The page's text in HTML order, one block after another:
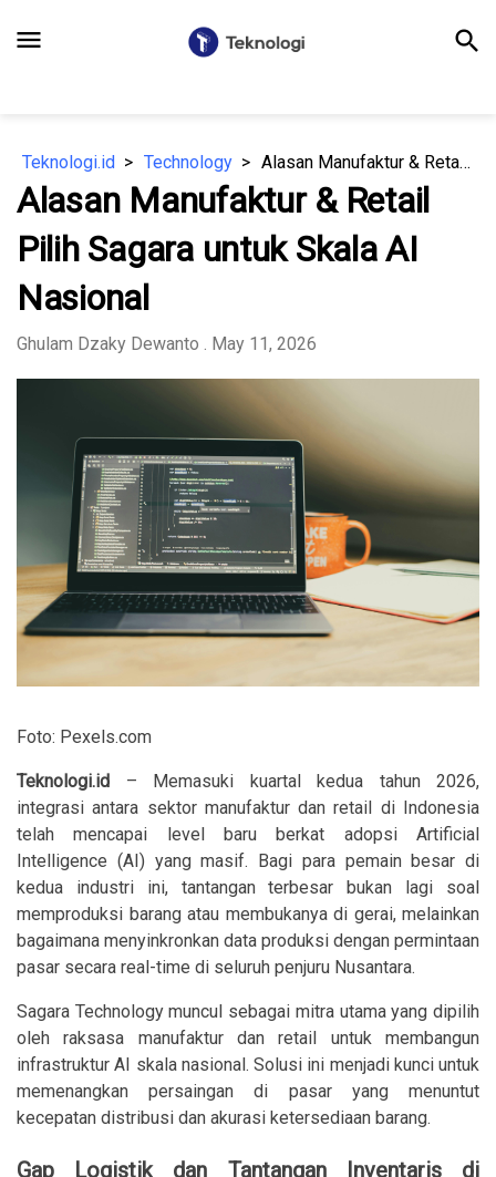
menu search
Teknologi.id Technology Alasan Manufaktur & Retail Pilih Sagara untuk Skala AI Nasional
Alasan Manufaktur & Retail
Pilih Sagara untuk Skala AI
Nasional
Ghulam Dzaky Dewanto . May 11, 2026
Foto: Pexels.com
Teknologi.id – Memasuki kuartal kedua tahun 2026,
integrasi antara sektor manufaktur dan retail di Indonesia
telah mencapai level baru berkat adopsi Artificial
Intelligence (AI) yang masif. Bagi para pemain besar di
kedua industri ini, tantangan terbesar bukan lagi soal
memproduksi barang atau membukanya di gerai, melainkan
bagaimana menyinkronkan data produksi dengan permintaan
pasar secara real-time di seluruh penjuru Nusantara.
Sagara Technology muncul sebagai mitra utama yang dipilih
oleh raksasa manufaktur dan retail untuk membangun
infrastruktur AI skala nasional. Solusi ini menjadi kunci untuk
memenangkan persaingan di pasar yang menuntut
kecepatan distribusi dan akurasi ketersediaan barang.
Gap Logistik dan Tantangan Inventaris di